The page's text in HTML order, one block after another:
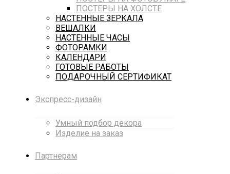
ПОСТЕРЫ НА ХОЛСТЕ
НАСТЕННЫЕ ЗЕРКАЛА
ВЕШАЛКИ
НАСТЕННЫЕ ЧАСЫ
ФОТОРАМКИ
КАЛЕНДАРИ
ГОТОВЫЕ РАБОТЫ
ПОДАРОЧНЫЙ СЕРТИФИКАТ
Экспресс-дизайн
Умный подбор декора
Изделие на заказ
Партнерам